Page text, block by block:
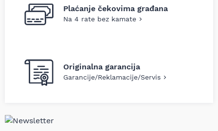
Plaćanje čekovima građana
Na 4 rate bez kamate
Originalna garancija
Garancije/Reklamacije/Servis